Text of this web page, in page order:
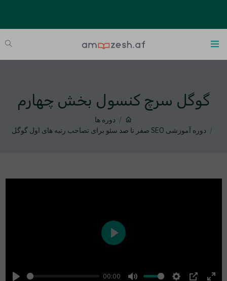
گوگل سرچ کنسول بخش چهارم
دوره ها
دوره آموزشی SEO صفر تا صد سئو برای تصاحب رتبه های اول گوگل
00:00
Play